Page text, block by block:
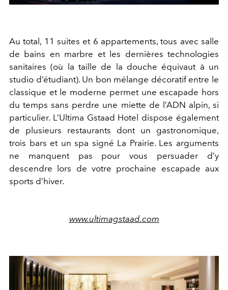
Au total, 11 suites et 6 appartements, tous avec salle
de bains en marbre et les dernières technologies
sanitaires (où la taille de la douche équivaut à un
studio d’étudiant). Un bon mélange décoratif entre le
classique et le moderne permet une escapade hors
du temps sans perdre une miette de l’ADN alpin, si
particulier. L’Ultima Gstaad Hotel dispose également
de plusieurs restaurants dont un gastronomique,
trois bars et un spa signé La Prairie. Les arguments
ne manquent pas pour vous persuader d’y
descendre lors de votre prochaine escapade aux
sports d’hiver.
www.ultimagstaad.com